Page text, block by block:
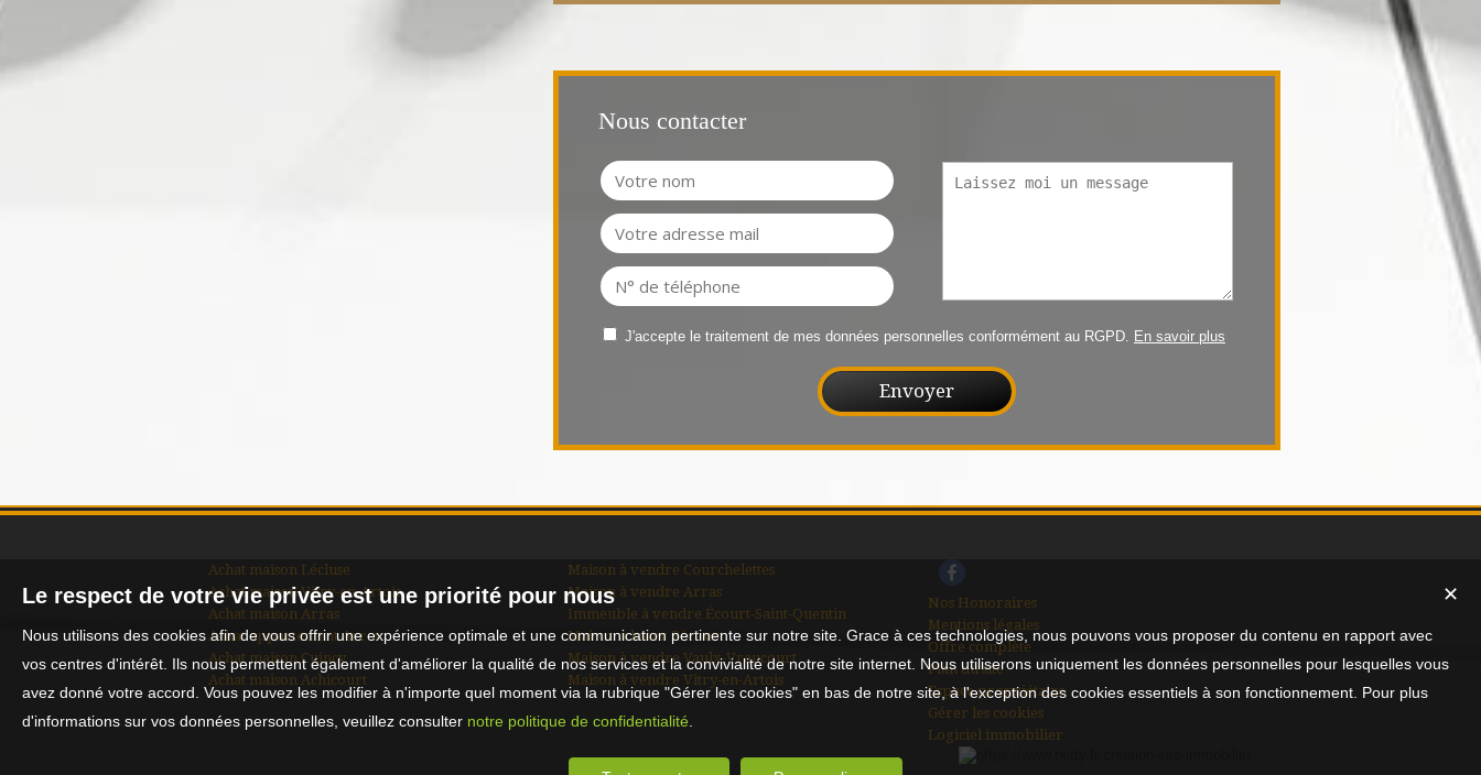
Nous contacter
J'accepte le traitement de mes données personnelles conformément au RGPD. En savoir plus
Achat maison Lécluse
Achat maison Vitry-en-Artois
Achat maison Arras
Achat appartement Arras
Achat maison Cuincy
Achat maison Achicourt
Maison à vendre Courchelettes
Maison à vendre Arras
Immeuble à vendre Écourt-Saint-Quentin
Maison à louer Récourt
Maison à vendre Vaulx-Vraucourt
Maison à vendre Vitry-en-Artois
Nos Honoraires
Mentions légales
Offre complète
Plan du site
Espace propriétaire
Gérer les cookies
Logiciel immobilier
✕
Le respect de votre vie privée est une priorité pour nous
Nous utilisons des cookies afin de vous offrir une expérience optimale et une communication pertinente sur notre site. Grace à ces technologies, nous pouvons vous proposer du contenu en rapport avec
vos centres d'intérêt. Ils nous permettent également d'améliorer la qualité de nos services et la convivialité de notre site internet. Nous utiliserons uniquement les données personnelles pour lesquelles vous
avez donné votre accord. Vous pouvez les modifier à n'importe quel moment via la rubrique "Gérer les cookies" en bas de notre site, à l'exception des cookies essentiels à son fonctionnement. Pour plus
d'informations sur vos données personnelles, veuillez consulter notre politique de confidentialité